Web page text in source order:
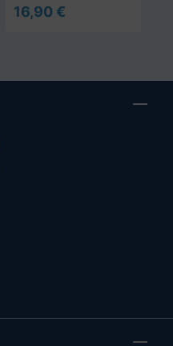
16,90 €